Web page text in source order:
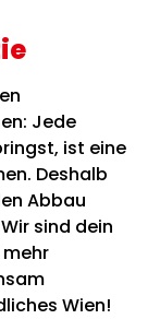
Jede
ist eine
Deshalb
Abbau
sind dein
Wien!